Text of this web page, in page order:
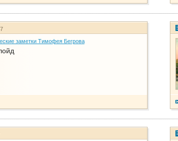
заметки Тимофея Бегрова